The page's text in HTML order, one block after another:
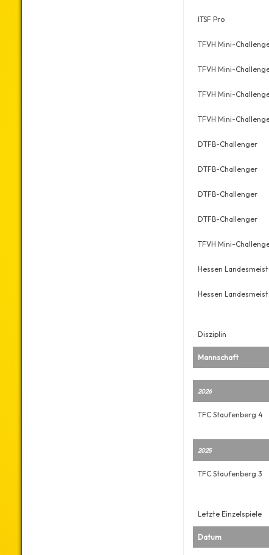
ITSF Pro
TFVH Mini-
TFVH Mini-
TFVH Mini-
TFVH Mini-
DTFB-Challenger
DTFB-Challenger
DTFB-Challenger
DTFB-Challenger
TFVH Mini-
Hessen
Hessen
Disziplin
Mannschaft
2026
TFC Staufenberg 4
2025
TFC Staufenberg 3
Letzte Einzelspiele
Datum